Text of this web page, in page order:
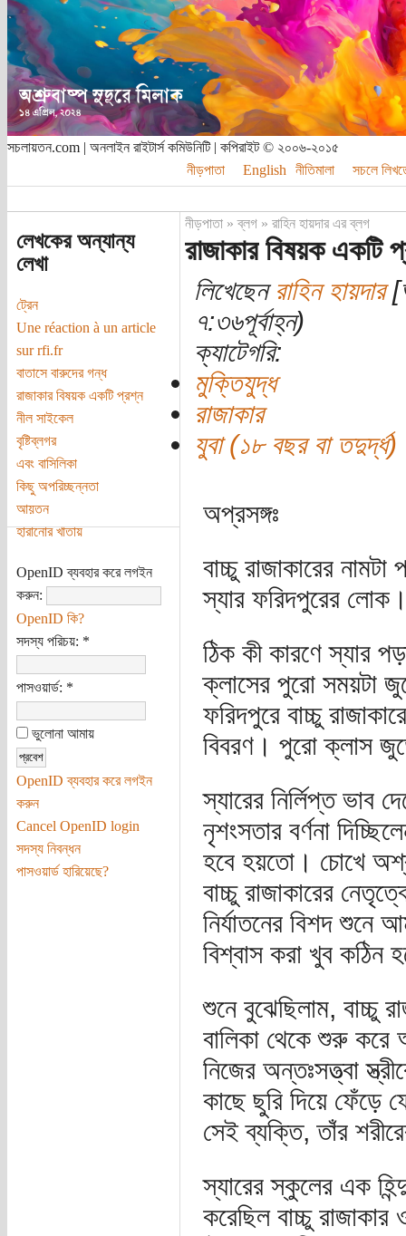
সচলায়তন.com | অনলাইন রাইটার্স কমিউনিটি | কপিরাইট © ২০০৬-২০১৫
নীড়পাতা
English নীতিমালা সচলে
লেখকের অন্যান্য
লেখা
ট্রেন
Une réaction à un article
sur rfi.fr
বাতাসে বারুদের গন্ধ
রাজাকার বিষয়ক একটি প্রশ্ন
নীল সাইকেল
বৃষ্টিব্লগর
এবং বাসিলিকা
কিছু অপরিচ্ছন্নতা
আয়তন
হারানোর খাতায়
OpenID ব্যবহার করে লগইন
করুন:
OpenID কি?
সদস্য পরিচয়: *
পাসওয়ার্ড: *
ভুলোনা আমায়
OpenID ব্যবহার করে লগইন
করুন
Cancel OpenID login
সদস্য নিবন্ধন
পাসওয়ার্ড হারিয়েছে?
নীড়পাতা»ব্লগ» রাহিন হায়দার এর ব্লগ
রাজাকার বিষয়ক একটি
লিখেছেনরাহিন হায়দার
৭:৩৬পূর্বাহ্ন)
ক্যাটেগরি:
মুক্তিযুদ্ধ
রাজাকার
যুবা (১৮ বছর বা তদুর্দ্ধ)
অপ্রসঙ্গঃ
বাচ্চু রাজাকারের
স্যার ফরিদপুরের
ঠিক কী কারণে স্যার
ক্লাসের পুরো সময়টা
ফরিদপুরে বাচ্চু
বিবরণ। পুরো ক্লাস
স্যারের নির্লিপ্ত ভাব
নৃশংসতার বর্ণনা
হবে হয়তো। চোখে অশ্রু
বাচ্চু রাজাকারের
নির্যাতনের বিশদ
বিশ্বাস করা খুব কঠিন
শুনে বুঝেছিলাম, বাচ্চু
বালিকা থেকে শুরু করে
নিজের অন্তঃসত্ত্বা
কাছে ছুরি দিয়ে ফেঁড়ে
সেই ব্যক্তি, তাঁর
স্যারের স্কুলের এক
করেছিল বাচ্চু